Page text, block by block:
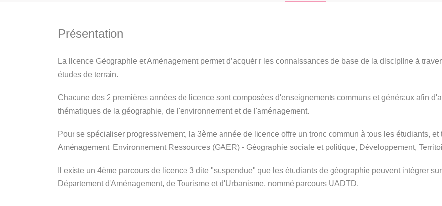
Présentation
La licence Géographie et Aménagement permet d’acquérir les connaissances de base de la discipline à
études de terrain.
Chacune des 2 premières années de licence sont composées d'enseignements communs et généraux afin
thématiques de la géographie, de l'environnement et de l'aménagement.
Pour se spécialiser progressivement, la 3ème année de licence offre un tronc commun à tous les étudiants,
Aménagement, Environnement Ressources (GAER) - Géographie sociale et politique, Développement,
Il existe un 4ème parcours de licence 3 dite "suspendue" que les étudiants de géographie peuvent intégrer
Département d'Aménagement, de Tourisme et d'Urbanisme, nommé parcours UADTD.